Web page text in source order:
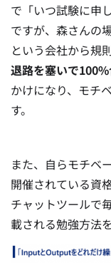
で「いつ試験に申
ですが、森さんの
という会社から規
退路を塞いで
かけになり、モチ
す。
また、自らモチベ
開催されている資
チャットツールで
載される勉強方法